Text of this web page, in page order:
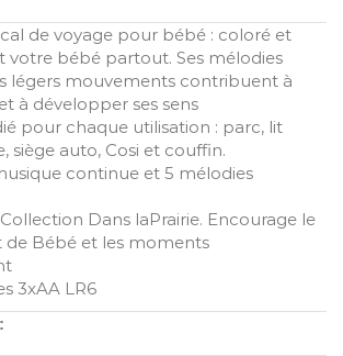
de voyage pour bébé : coloré et
votre bébé partout. Ses mélodies
légers mouvements contribuent à
à développer ses sens
pour chaque utilisation : parc, lit
siège auto, Cosi et couffin.
continue et 5 mélodies
Dans laPrairie. Encourage le
Bébé et les moments
3xAA LR6